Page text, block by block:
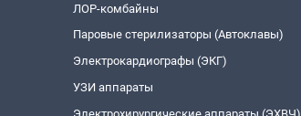
ЛОР-комбайны
Паровые стерилизаторы (Автоклавы)
Электрокардиографы (ЭКГ)
УЗИ аппараты